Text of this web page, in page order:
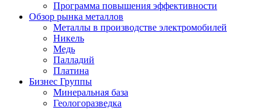
Программа повышения эффективности
Обзор рынка металлов
Металлы в производстве электромобилей
Никель
Медь
Палладий
Платина
Бизнес Группы
Минеральная база
Геологоразведка